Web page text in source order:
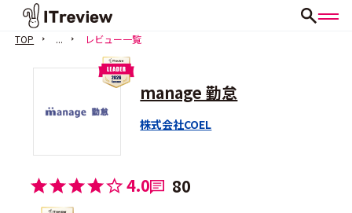
TOP ... レビュー一覧
manage 勤怠
株式会社COEL
4.0 80